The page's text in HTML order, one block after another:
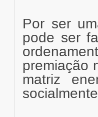
Por ser
pode ser
premiação
matriz